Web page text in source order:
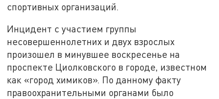
спортивных организаций.
Инцидент с участием группы
несовершеннолетних и двух взрослых
произошел в минувшее воскресенье на
проспекте Циолковского в городе, известном
как «город химиков». По данному факту
правоохранительными органами было